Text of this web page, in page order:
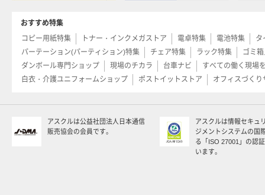
おすすめ特集
コピー用紙特集
トナー・インクメガストア 電卓特集 電池特集
タ
パーテーション(パーティション)特集
チェア特集 ラック特集
ゴミ
ダンボール専門ショップ
現場のチカラ 台車ナビ
すべての働く現場
白衣・介護ユニフォームショップ
ポストイットストア オフィスづくり
アスクルは公益社団法人日本通信
販売協会の会員です。
アスクルは情報セキュ
ジメントシステムの国
る「ISO 27001」の認
います。